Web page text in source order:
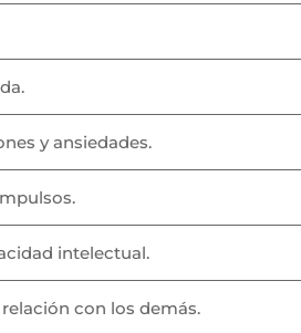
y ansiedades.
intelectual.
con los demás.